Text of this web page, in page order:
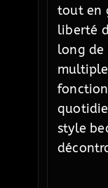
tout en
liberté
long de
style